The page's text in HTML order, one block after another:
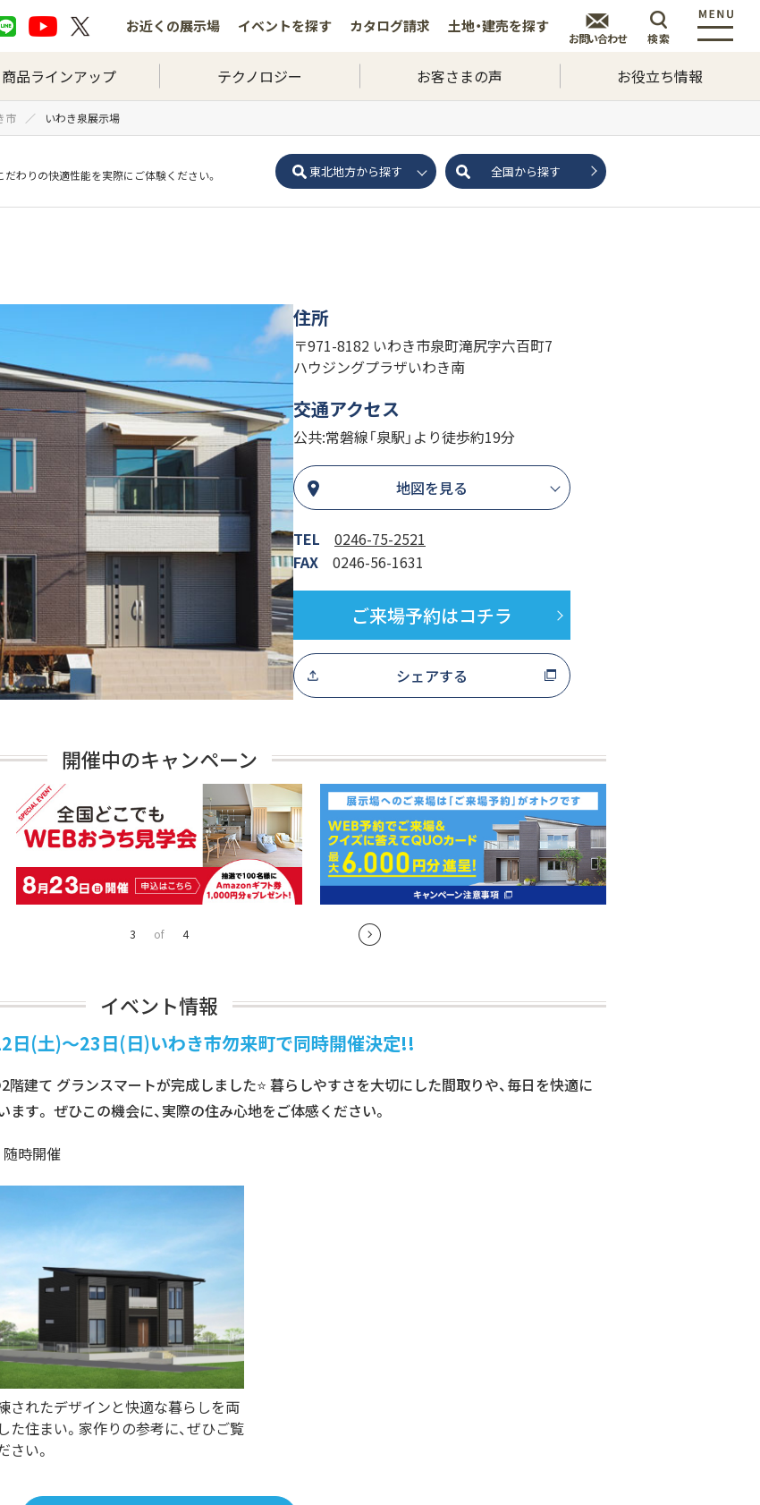
お近くの展示場 イベントを探す カタログ請求 土地・建売を探す
お問い合わせ 検索
商品ラインアップ テクノロジー お客さまの声 お役立ち情報
市 いわき泉展示場
だわりの快適性能を実際にご体験ください。 東北地方から探す 全国から探す
住所
〒971-8182 いわき市泉町滝尻字六百町7
ハウジングプラザいわき南
交通アクセス
公共:常磐線「泉駅」より徒歩約19分
地図を見る
TEL 0246-75-2521
FAX 0246-56-1631
ご来場予約はコチラ
シェアする
開催中のキャンペーン
4 of 4
イベント情報
(土)～23日(日)いわき市勿来町で同時開催決定!!
階建て グランスマートが完成しました⭐ 暮らしやすさを大切にした間取りや、毎日を快適に
す。 ぜひこの機会に、実際の住み心地をご体感ください。
随時開催
されたデザインと快適な暮らしを両
た住まい。家作りの参考に、ぜひご覧
さい。